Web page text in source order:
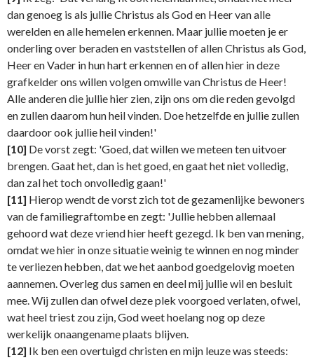
dan genoeg is als jullie Christus als God en Heer van alle
werelden en alle hemelen erkennen. Maar jullie moeten je er
onderling over beraden en vaststellen of allen Christus als God,
Heer en Vader in hun hart erkennen en of allen hier in deze
grafkelder ons willen volgen omwille van Christus de Heer!
Alle anderen die jullie hier zien, zijn ons om die reden gevolgd
en zullen daarom hun heil vinden. Doe hetzelfde en jullie zullen
daardoor ook jullie heil vinden!'
[10] De vorst zegt: 'Goed, dat willen we meteen ten uitvoer
brengen. Gaat het, dan is het goed, en gaat het niet volledig,
dan zal het toch onvolledig gaan!'
[11] Hierop wendt de vorst zich tot de gezamenlijke bewoners
van de familiegraftombe en zegt: 'Jullie hebben allemaal
gehoord wat deze vriend hier heeft gezegd. Ik ben van mening,
omdat we hier in onze situatie weinig te winnen en nog minder
te verliezen hebben, dat we het aanbod goedgelovig moeten
aannemen. Overleg dus samen en deel mij jullie wil en besluit
mee. Wij zullen dan ofwel deze plek voorgoed verlaten, ofwel,
wat heel triest zou zijn, God weet hoelang nog op deze
werkelijk onaangename plaats blijven.
[12] Ik ben een overtuigd christen en mijn leuze was steeds: